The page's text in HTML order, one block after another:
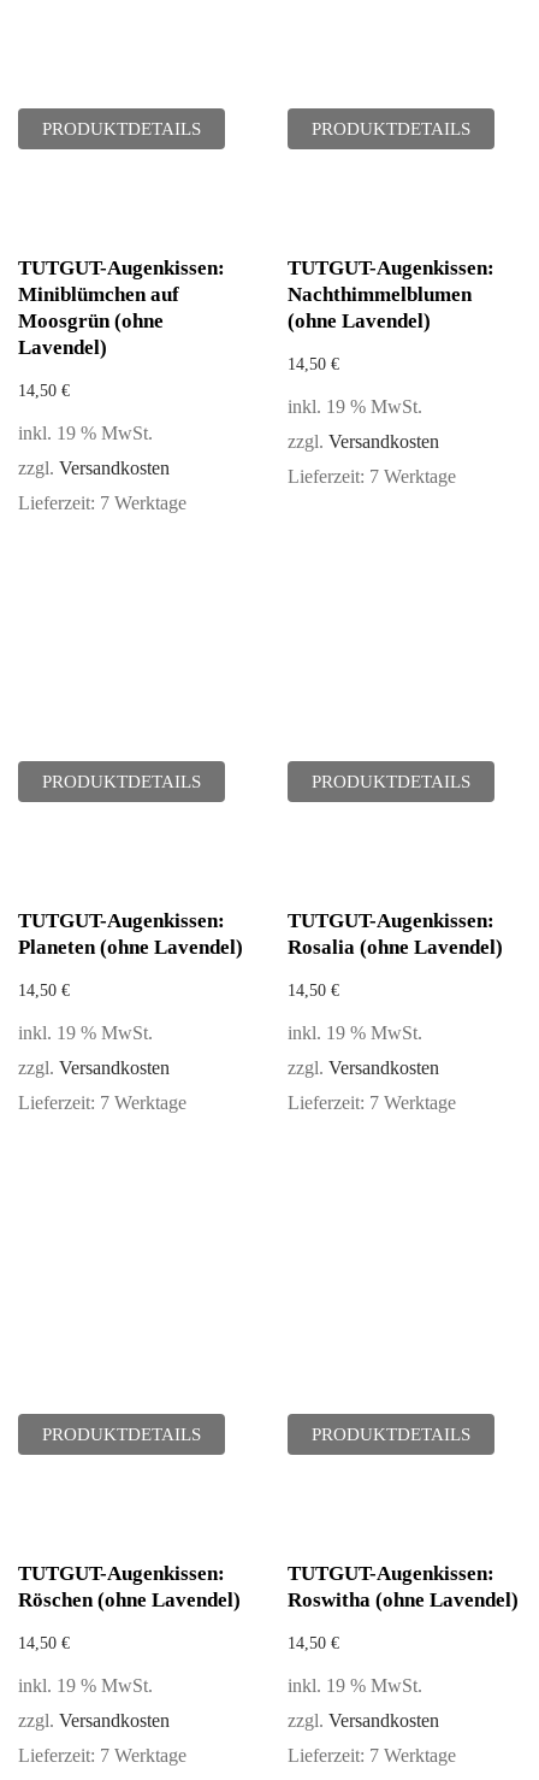
PRODUKTDETAILS PRODUKTDETAILS
TUTGUT-Augenkissen:
Miniblümchen auf
Moosgrün (ohne
Lavendel)
14,50 €
inkl. 19 % MwSt.
zzgl. Versandkosten
Lieferzeit: 7 Werktage
PRODUKTDETAILS
TUTGUT-Augenkissen:
Nachthimmelblumen
(ohne Lavendel)
14,50 €
inkl. 19 % MwSt.
zzgl. Versandkosten
Lieferzeit: 7 Werktage
PRODUKTDETAILS
TUTGUT-Augenkissen:
Planeten (ohne Lavendel)
14,50 €
inkl. 19 % MwSt.
zzgl. Versandkosten
Lieferzeit: 7 Werktage
PRODUKTDETAILS
TUTGUT-Augenkissen:
Rosalia (ohne Lavendel)
14,50 €
inkl. 19 % MwSt.
zzgl. Versandkosten
Lieferzeit: 7 Werktage
PRODUKTDETAILS
TUTGUT-Augenkissen:
Röschen (ohne Lavendel)
14,50 €
inkl. 19 % MwSt.
zzgl. Versandkosten
Lieferzeit: 7 Werktage
TUTGUT-Augenkissen:
Roswitha (ohne Lavendel)
14,50 €
inkl. 19 % MwSt.
zzgl. Versandkosten
Lieferzeit: 7 Werktage